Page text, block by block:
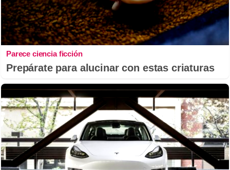
Parece ciencia ficción
Prepárate para alucinar con estas criaturas